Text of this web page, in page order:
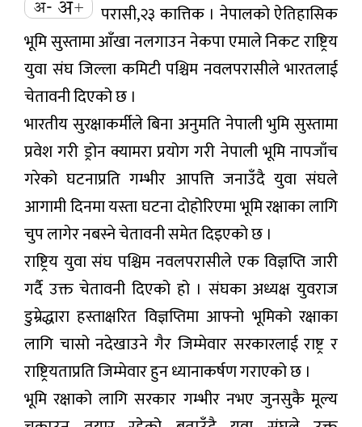
परासी,२३ कात्तिक । नेपालको ऐतिहासिक
भूमि सुस्तामा आँखा नलगाउन नेकपा एमाले निकट राष्ट्रिय
युवा संघ जिल्ला कमिटी पश्चिम नवलपरासीले भारतलाई
चेतावनी दिएको छ ।
भारतीय सुरक्षाकर्मीले बिना अनुमति नेपाली भुमि सुस्तामा
प्रवेश गरी ड्रोन क्यामरा प्रयोग गरी नेपाली भूमि नापजाँच
गरेको घटनाप्रति गम्भीर आपत्ति जनाउँदै युवा संघले
आगामी दिनमा यस्ता घटना दोहोरिएमा भूमि रक्षाका लागि
चुप लागेर नबस्ने चेतावनी समेत दिइएको छ ।
राष्ट्रिय युवा संघ पश्चिम नवलपरासीले एक विज्ञप्ति जारी
गर्दै उक्त चेतावनी दिएको हो । संघका अध्यक्ष युवराज
डुम्रेद्धारा हस्ताक्षरित विज्ञप्तिमा आफ्नो भूमिको रक्षाका
लागि चासो नदेखाउने गैर जिम्मेवार सरकारलाई राष्ट्र र
राष्ट्रियताप्रति जिम्मेवार हुन ध्यानाकर्षण गराएको छ ।
भूमि रक्षाको लागि सरकार गम्भीर नभए जुनसुकै मूल्य